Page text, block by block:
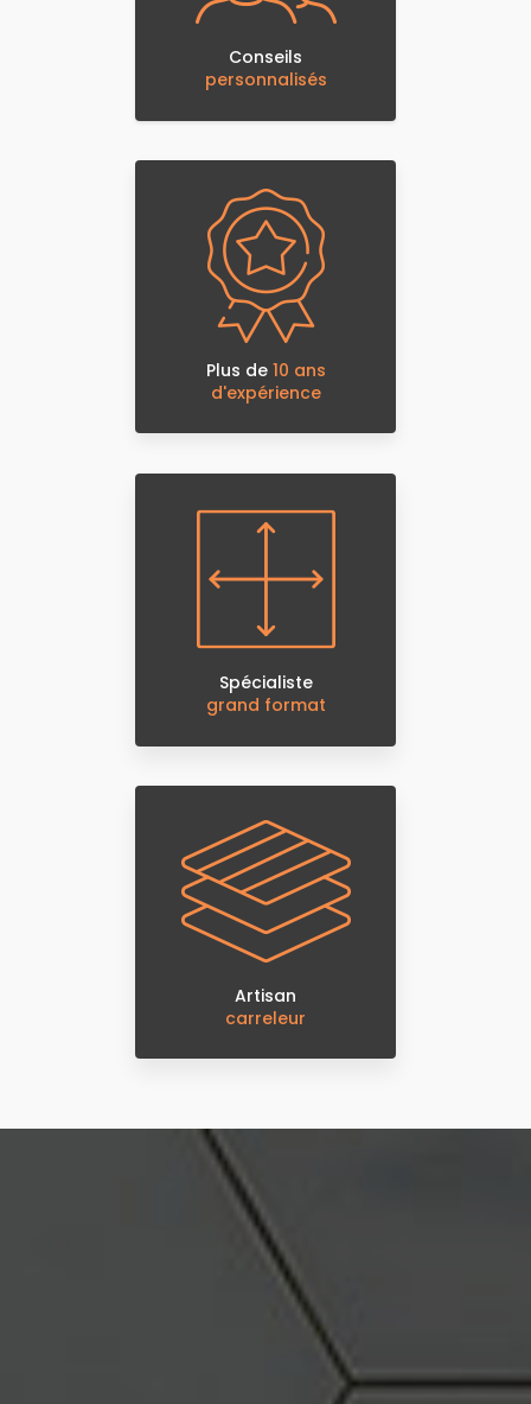
Conseils
personnalisés
Plus de 10 ans
d'expérience
Spécialiste
grand format
Artisan
carreleur